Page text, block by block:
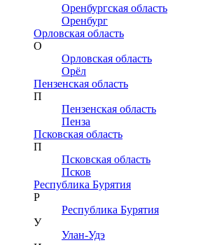
Оренбургская область
Оренбург
Орловская область
О
Орловская область
Орёл
Пензенская область
П
Пензенская область
Пенза
Псковская область
П
Псковская область
Псков
Республика Бурятия
Р
Республика Бурятия
У
Улан-Удэ